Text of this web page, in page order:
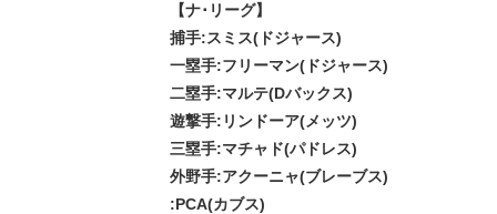
【ナ･リーグ】
捕手:スミス(ドジャース)
一塁手:フリーマン(ドジャース)
二塁手:マルテ(Dバックス)
遊撃手:リンドーア(メッツ)
三塁手:マチャド(パドレス)
外野手:アクーニャ(ブレーブス)
:PCA(カブス)